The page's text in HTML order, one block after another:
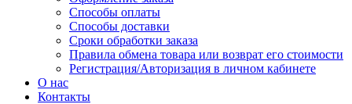
Способы оплаты
Способы доставки
Сроки обработки заказа
Правила обмена товара или возврат его стоимости
Регистрация/Авторизация в личном кабинете
О нас
Контакты